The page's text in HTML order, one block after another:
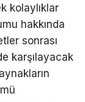
kolaylıklar
hakkında
sonrası
karşılayacak